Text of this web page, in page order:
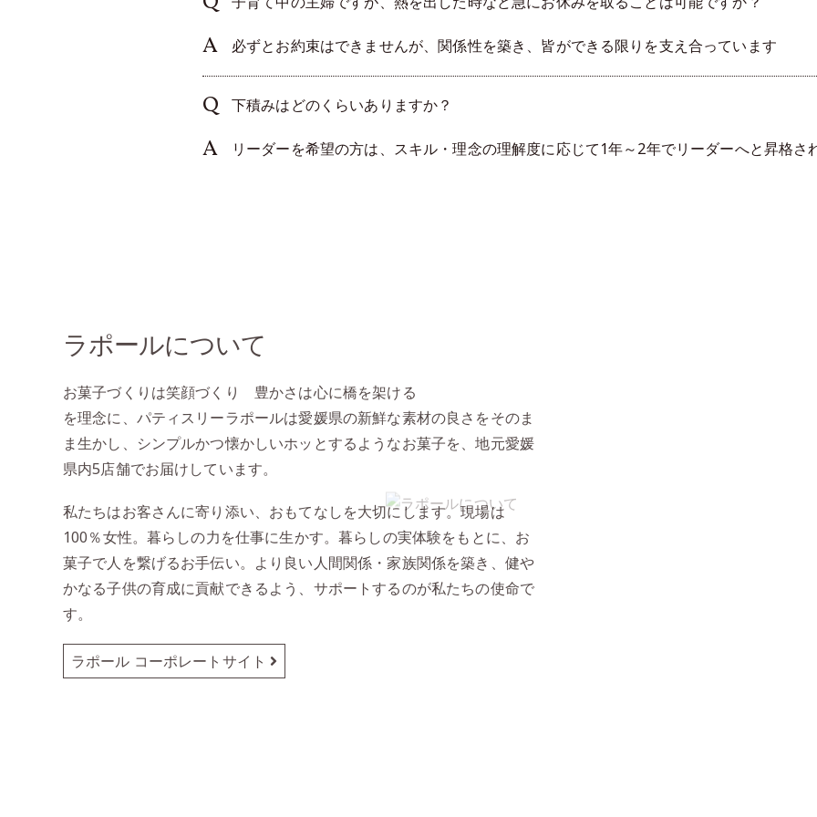
必ずとお約束はできませんが、関係性を築き、皆ができる限りを支え合っています
下積みはどのくらいありますか？
リーダーを希望の方は、スキル・理念の理解度に応じて1年～2年でリーダーへと昇格さ
ラポールについて
お菓子づくりは笑顔づくり 豊かさは心に橋を架ける
を理念に、パティスリーラポールは愛媛県の新鮮な素材の良さをそのま
ま生かし、シンプルかつ懐かしいホッとするようなお菓子を、地元愛媛
県内5店舗でお届けしています。
私たちはお客さんに寄り添い、おもてなしを大切にします。現場は
100％女性。暮らしの力を仕事に生かす。暮らしの実体験をもとに、お
菓子で人を繋げるお手伝い。より良い人間関係・家族関係を築き、健や
かなる子供の育成に貢献できるよう、サポートするのが私たちの使命で
す。
ラポール コーポレートサイト